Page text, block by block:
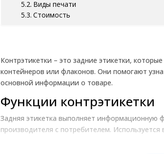
Виды печати
Стоимость
Контрэтикетки – это задние этикетки,
контейнеров или флаконов. Они помогают
основной информации о товаре.
Функции контрэтикетки
Задняя этикетка выполняет информационную
производителя с потребителем.